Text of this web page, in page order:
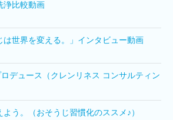
浄比較動画
は世界を変える。」インタビュー動画
ロデュース（クレンリネス コンサルティン
よう。（おそうじ習慣化のススメ♪）